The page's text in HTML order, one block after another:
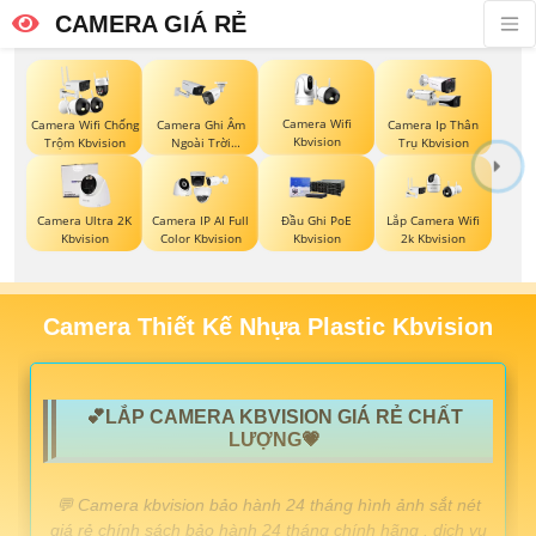
CAMERA GIÁ RẺ
Camera Wifi Chống
Trộm Kbvision
Camera Ghi Âm
Ngoài Trời
Kbvision
Camera Wifi
Kbvision
Camera Ip Thân
Trụ Kbvision
Camera Ultra 2K
Kbvision
Camera IP AI Full
Color Kbvision
Đầu Ghi PoE
Kbvision
Lắp Camera Wifi
2k Kbvision
Camera Thiết Kế Nhựa Plastic Kbvision
💕LẮP CAMERA KBVISION GIÁ RẺ CHẤT
LƯỢNG💗
️💬 Camera kbvision bảo hành 24 tháng hình ảnh sắt nét
giá rẻ chính sách bảo hành 24 tháng chính hãng . dịch vụ